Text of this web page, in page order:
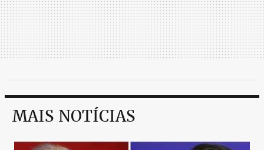
MAIS NOTÍCIAS